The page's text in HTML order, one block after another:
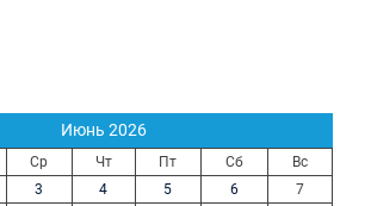
Июнь 2026
Ср Чт Пт Сб
Вс
3 4 5 6
7